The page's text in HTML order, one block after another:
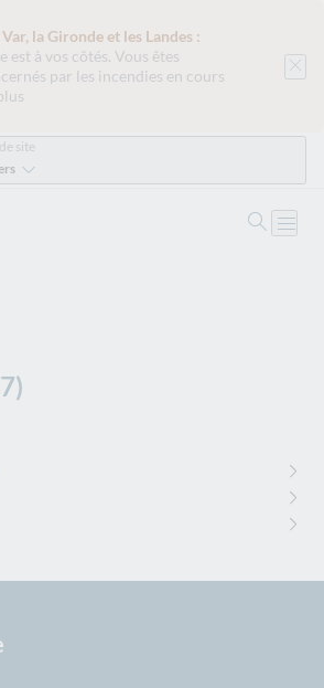
la Gironde et les Landes :
est à vos côtés. Vous êtes
par les incendies en cours
site